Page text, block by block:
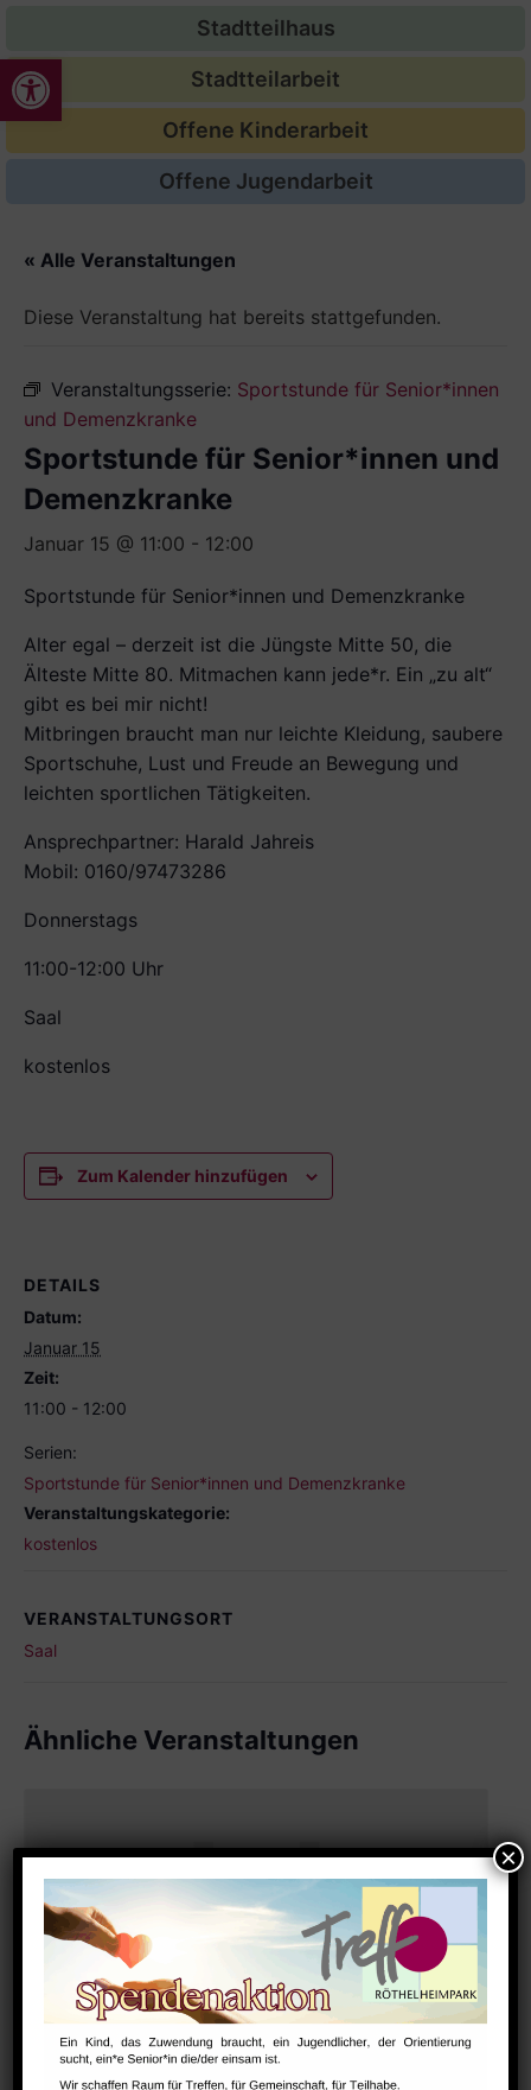
Werkzeugleiste öffnen
Stadtteilhaus
Stadtteilarbeit
Offene Kinderarbeit
Offene Jugendarbeit
« Alle Veranstaltungen
Diese Veranstaltung hat bereits stattgefunden.
Veranstaltungsserie: Sportstunde für Senior*innen
und Demenzkranke
Sportstunde für Senior*innen und
Demenzkranke
Januar 15 @ 11:00 - 12:00
Sportstunde für Senior*innen und Demenzkranke
Alter egal – derzeit ist die Jüngste Mitte 50, die
Älteste Mitte 80. Mitmachen kann jede*r. Ein „zu alt“
gibt es bei mir nicht!
Mitbringen braucht man nur leichte Kleidung, saubere
Sportschuhe, Lust und Freude an Bewegung und
leichten sportlichen Tätigkeiten.
Ansprechpartner: Harald Jahreis
Mobil: 0160/97473286
Donnerstags
11:00-12:00 Uhr
Saal
kostenlos
Zum Kalender hinzufügen
DETAILS
Datum:
Januar 15
Zeit:
11:00 - 12:00
Serien:
Sportstunde für Senior*innen und Demenzkranke
Veranstaltungskategorie:
kostenlos
VERANSTALTUNGSORT
Saal
Ähnliche Veranstaltungen